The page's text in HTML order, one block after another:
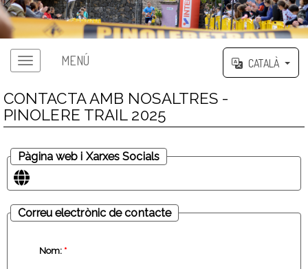
MENÚ CATALÀ
CONTACTA AMB NOSALTRES -
PINOLERE TRAIL 2025
Pàgina web i Xarxes Socials
Correu electrònic de contacte
Nom: *